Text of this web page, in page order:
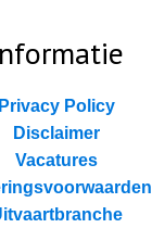
Privacy Policy
Disclaimer
Vacatures